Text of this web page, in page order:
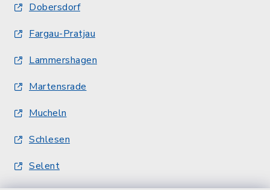
Dobersdorf
Fargau-Pratjau
Lammershagen
Martensrade
Mucheln
Schlesen
Selent